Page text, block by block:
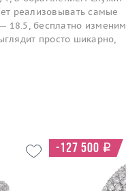
реализовывать самые
18.5, бесплатно
просто шикарно,
-127 500 i